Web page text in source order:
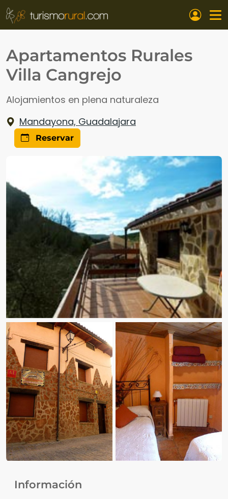
Pasar al contenido principal
Apartamentos Rurales
Villa Cangrejo
Alojamientos en plena naturaleza
Mandayona, Guadalajara
Reservar
Información